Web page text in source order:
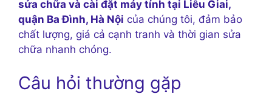
sửa chữa và cài đặt máy tính tại Liễu Giai,
quận Ba Đình, Hà Nội của chúng tôi, đảm bảo
chất lượng, giá cả cạnh tranh và thời gian sửa
chữa nhanh chóng.
Câu hỏi thường gặp